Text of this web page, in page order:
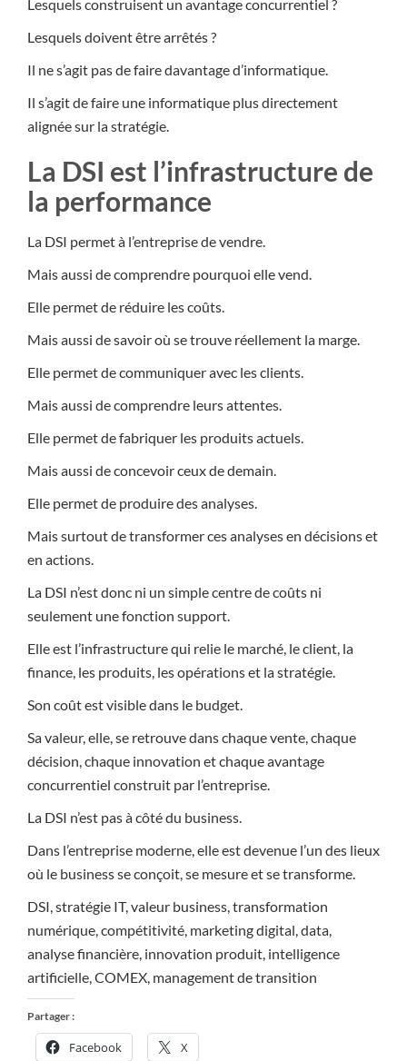
Lesquels construisent un avantage concurrentiel ?
Lesquels doivent être arrêtés ?
Il ne s’agit pas de faire davantage d’informatique.
Il s’agit de faire une informatique plus directement
alignée sur la stratégie.
La DSI est l’infrastructure de
la performance
La DSI permet à l’entreprise de vendre.
Mais aussi de comprendre pourquoi elle vend.
Elle permet de réduire les coûts.
Mais aussi de savoir où se trouve réellement la marge.
Elle permet de communiquer avec les clients.
Mais aussi de comprendre leurs attentes.
Elle permet de fabriquer les produits actuels.
Mais aussi de concevoir ceux de demain.
Elle permet de produire des analyses.
Mais surtout de transformer ces analyses en décisions et
en actions.
La DSI n’est donc ni un simple centre de coûts ni
seulement une fonction support.
Elle est l’infrastructure qui relie le marché, le client, la
finance, les produits, les opérations et la stratégie.
Son coût est visible dans le budget.
Sa valeur, elle, se retrouve dans chaque vente, chaque
décision, chaque innovation et chaque avantage
concurrentiel construit par l’entreprise.
La DSI n’est pas à côté du business.
Dans l’entreprise moderne, elle est devenue l’un des lieux
où le business se conçoit, se mesure et se transforme.
DSI, stratégie IT, valeur business, transformation
numérique, compétitivité, marketing digital, data,
analyse financière, innovation produit, intelligence
artificielle, COMEX, management de transition
Partager :
Facebook X